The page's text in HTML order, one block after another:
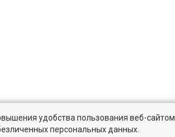
удобства пользования веб-сайтом.
персональных данных.